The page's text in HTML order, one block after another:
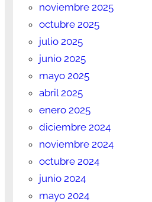
noviembre 2025
octubre 2025
julio 2025
junio 2025
mayo 2025
abril 2025
enero 2025
diciembre 2024
noviembre 2024
octubre 2024
junio 2024
mayo 2024